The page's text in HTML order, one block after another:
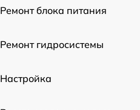
Ремонт блока питания
Ремонт гидросистемы
Настройка